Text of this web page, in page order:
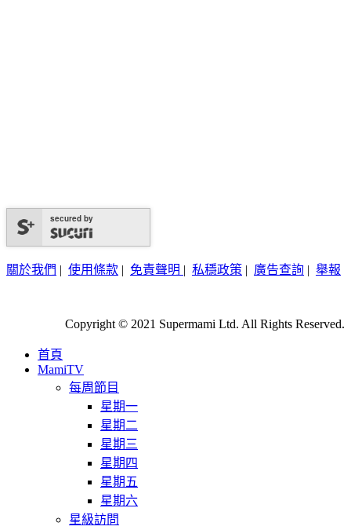
secured by
關於我們 | 使用條款 | 免責聲明 | 私穩政策 | 廣告查詢 | 舉報
Copyright © 2021 Supermami Ltd. All Rights Reserved.
首頁
MamiTV
每周節目
星期一
星期二
星期三
星期四
星期五
星期六
星級訪問